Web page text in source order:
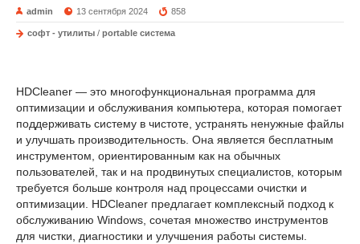
admin 13 сентября 2024 858
софт - утилиты / portable система
HDCleaner — это многофункциональная программа для
оптимизации и обслуживания компьютера, которая помогает
поддерживать систему в чистоте, устранять ненужные файлы
и улучшать производительность. Она является бесплатным
инструментом, ориентированным как на обычных
пользователей, так и на продвинутых специалистов, которым
требуется больше контроля над процессами очистки и
оптимизации. HDCleaner предлагает комплексный подход к
обслуживанию Windows, сочетая множество инструментов
для чистки, диагностики и улучшения работы системы.